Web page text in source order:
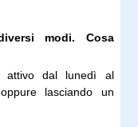
modi. Cosa
dal lunedì al
lasciando un